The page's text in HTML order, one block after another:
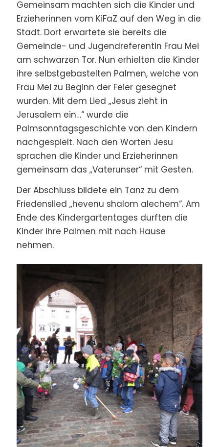
Gemeinsam machten sich die Kinder und
Erzieherinnen vom KiFaZ auf den Weg in die
Stadt. Dort erwartete sie bereits die
Gemeinde- und Jugendreferentin Frau Mei
am schwarzen Tor. Nun erhielten die Kinder
ihre selbstgebastelten Palmen, welche von
Frau Mei zu Beginn der Feier gesegnet
wurden. Mit dem Lied „Jesus zieht in
Jerusalem ein…“ wurde die
Palmsonntagsgeschichte von den Kindern
nachgespielt. Nach den Worten Jesu
sprachen die Kinder und Erzieherinnen
gemeinsam das „Vaterunser“ mit Gesten.
Der Abschluss bildete ein Tanz zu dem
Friedenslied „hevenu shalom alechem“. Am
Ende des Kindergartentages durften die
Kinder ihre Palmen mit nach Hause
nehmen.